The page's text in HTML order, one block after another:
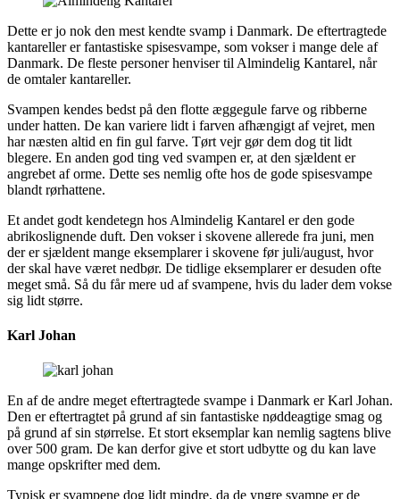
Dette er jo nok den mest kendte svamp i Danmark. De eftertragtede
kantareller er fantastiske spisesvampe, som vokser i mange dele af
Danmark. De fleste personer henviser til Almindelig Kantarel, når
de omtaler kantareller.
Svampen kendes bedst på den flotte æggegule farve og ribberne
under hatten. De kan variere lidt i farven afhængigt af vejret, men
har næsten altid en fin gul farve. Tørt vejr gør dem dog tit lidt
blegere. En anden god ting ved svampen er, at den sjældent er
angrebet af orme. Dette ses nemlig ofte hos de gode spisesvampe
blandt rørhattene.
Et andet godt kendetegn hos Almindelig Kantarel er den gode
abrikoslignende duft. Den vokser i skovene allerede fra juni, men
der er sjældent mange eksemplarer i skovene før juli/august, hvor
der skal have været nedbør. De tidlige eksemplarer er desuden ofte
meget små. Så du får mere ud af svampene, hvis du lader dem vokse
sig lidt større.
Karl Johan
En af de andre meget eftertragtede svampe i Danmark er Karl Johan.
Den er eftertragtet på grund af sin fantastiske nøddeagtige smag og
på grund af sin størrelse. Et stort eksemplar kan nemlig sagtens blive
over 500 gram. De kan derfor give et stort udbytte og du kan lave
mange opskrifter med dem.
Typisk er svampene dog lidt mindre, da de yngre svampe er de